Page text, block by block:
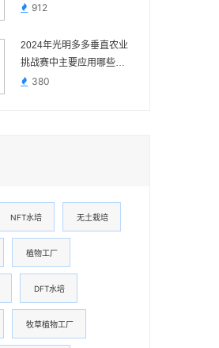
叶菜侠
912
2024年光明多多垂直农业
挑战赛中主要应用哪些技
术 380
NFT水培 无土栽培
植物工厂
DFT水培
牧草植物工厂